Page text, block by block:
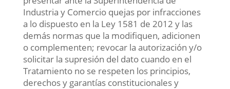
Industria y Comercio quejas por infracciones
a lo dispuesto en la Ley 1581 de 2012 y las
demás normas que la modifiquen, adicionen
o complementen; revocar la autorización y/o
solicitar la supresión del dato cuando en el
Tratamiento no se respeten los principios,
derechos y garantías constitucionales y